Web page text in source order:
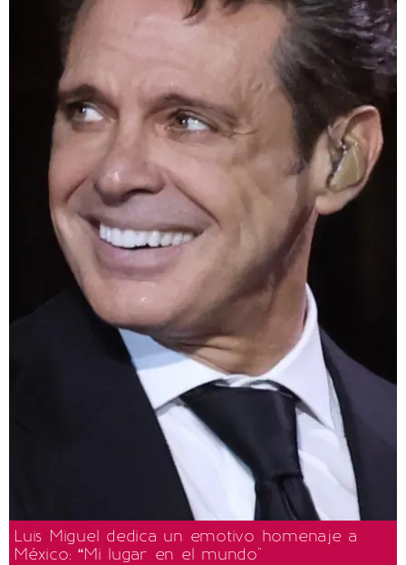
Luis Miguel dedica un emotivo homenaje a
México: “Mi lugar en el mundo"